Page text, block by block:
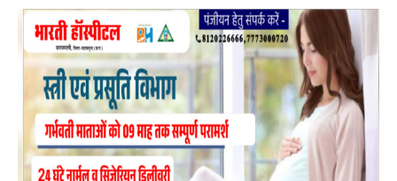
जरूरतमंद लोगों को निःशुल्क कानूनी सहायता एवं सलाह उपलब्ध
कराते हैं।